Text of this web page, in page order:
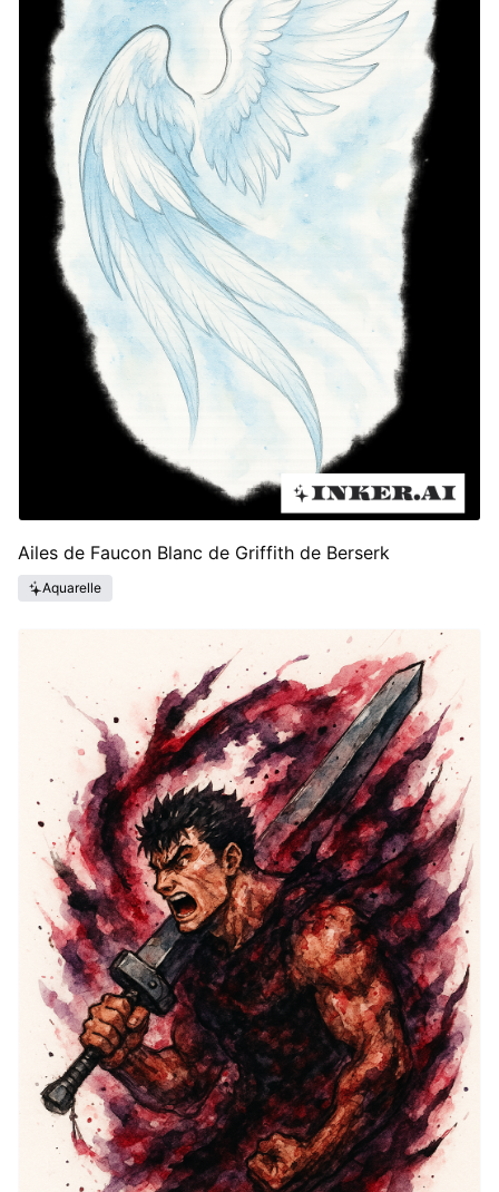
Ailes de Faucon Blanc de Griffith de Berserk
Aquarelle